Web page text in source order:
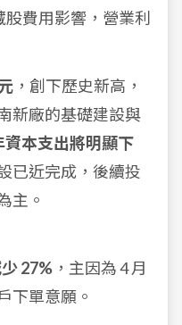
費用影響，營業利
，創下歷史新高，
新廠的基礎建設與
資本支出將明顯下
已近完成，後續投
主。
27% ，主因為 4 月
下單意願。